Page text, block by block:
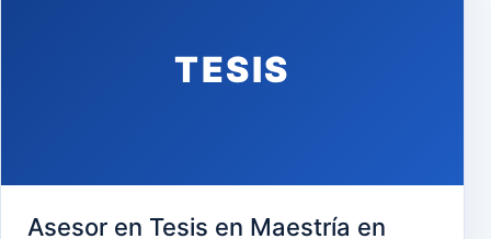
TESIS
Asesor en Tesis en Maestría en